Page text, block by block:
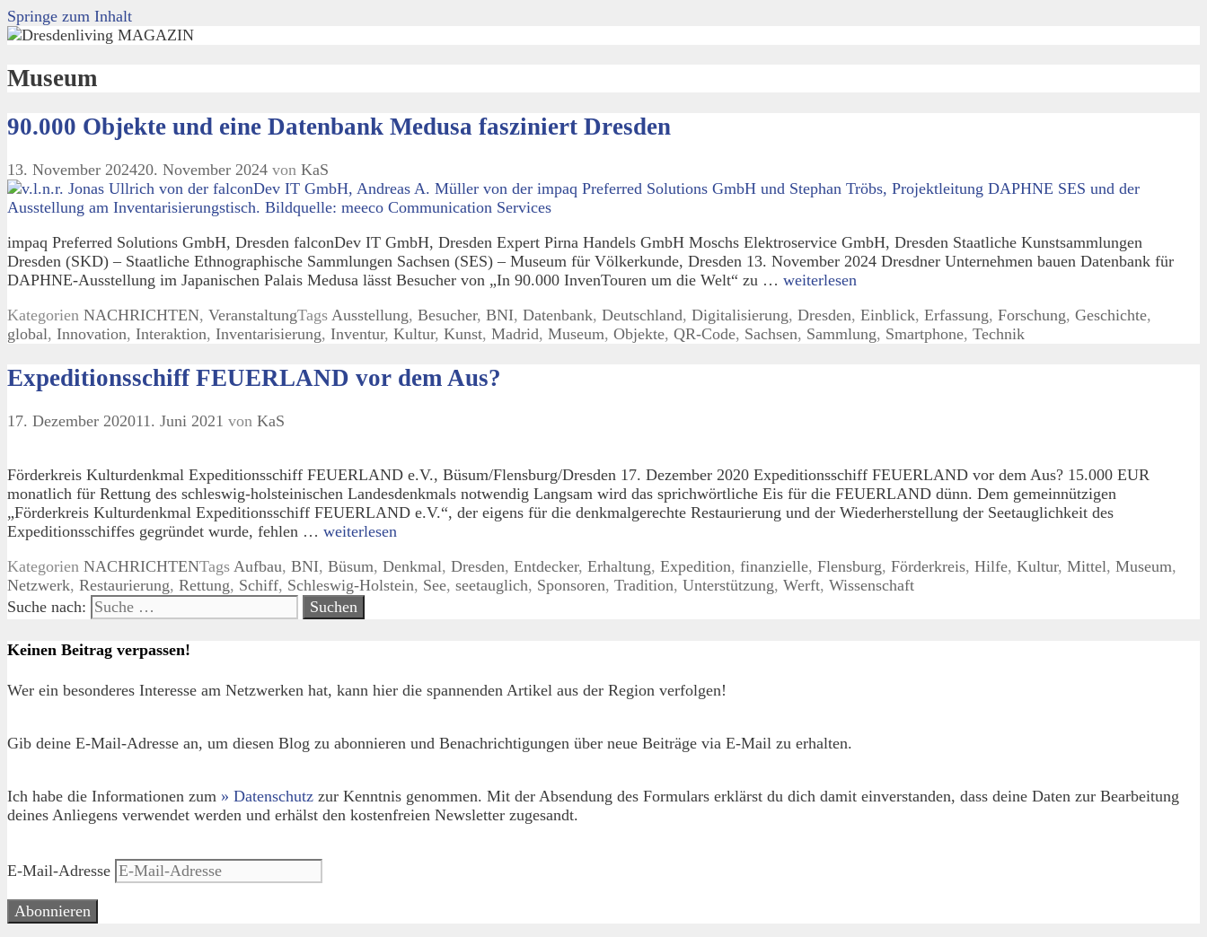
Springe zum Inhalt
Museum
90.000 Objekte und eine Datenbank Medusa fasziniert Dresden
13. November 202420. November 2024 von KaS
impaq Preferred Solutions GmbH, Dresden falconDev IT GmbH, Dresden Expert Pirna Handels GmbH Moschs Elektroservice GmbH, Dresden Staatliche Kunstsammlungen
Dresden (SKD) – Staatliche Ethnographische Sammlungen Sachsen (SES) – Museum für Völkerkunde, Dresden 13. November 2024 Dresdner Unternehmen bauen Datenbank für
DAPHNE-Ausstellung im Japanischen Palais Medusa lässt Besucher von „In 90.000 InvenTouren um die Welt“ zu … weiterlesen
Kategorien NACHRICHTEN, VeranstaltungTags Ausstellung, Besucher, BNI, Datenbank, Deutschland, Digitalisierung, Dresden, Einblick, Erfassung, Forschung, Geschichte,
global, Innovation, Interaktion, Inventarisierung, Inventur, Kultur, Kunst, Madrid, Museum, Objekte, QR-Code, Sachsen, Sammlung, Smartphone, Technik
Expeditionsschiff FEUERLAND vor dem Aus?
17. Dezember 202011. Juni 2021 von KaS
Förderkreis Kulturdenkmal Expeditionsschiff FEUERLAND e.V., Büsum/Flensburg/Dresden 17. Dezember 2020 Expeditionsschiff FEUERLAND vor dem Aus? 15.000 EUR
monatlich für Rettung des schleswig-holsteinischen Landesdenkmals notwendig Langsam wird das sprichwörtliche Eis für die FEUERLAND dünn. Dem gemeinnützigen
„Förderkreis Kulturdenkmal Expeditionsschiff FEUERLAND e.V.“, der eigens für die denkmalgerechte Restaurierung und der Wiederherstellung der Seetauglichkeit des
Expeditionsschiffes gegründet wurde, fehlen … weiterlesen
Kategorien NACHRICHTENTags Aufbau, BNI, Büsum, Denkmal, Dresden, Entdecker, Erhaltung, Expedition, finanzielle, Flensburg, Förderkreis, Hilfe, Kultur, Mittel, Museum,
Netzwerk, Restaurierung, Rettung, Schiff, Schleswig-Holstein, See, seetauglich, Sponsoren, Tradition, Unterstützung, Werft, Wissenschaft
Suche nach:
Keinen Beitrag verpassen!
Wer ein besonderes Interesse am Netzwerken hat, kann hier die spannenden Artikel aus der Region verfolgen!
Gib deine E-Mail-Adresse an, um diesen Blog zu abonnieren und Benachrichtigungen über neue Beiträge via E-Mail zu erhalten.
Ich habe die Informationen zum » Datenschutz zur Kenntnis genommen. Mit der Absendung des Formulars erklärst du dich damit einverstanden, dass deine Daten zur Bearbeitung
deines Anliegens verwendet werden und erhälst den kostenfreien Newsletter zugesandt.
E-Mail-Adresse
Abonnieren